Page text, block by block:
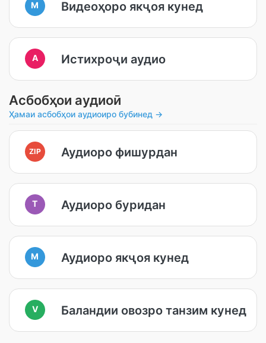
M Видеоҳоро якҷоя кунед
A Истихроҷи аудио
Асбобҳои аудиоӣ
Ҳамаи асбобҳои аудиоиро бубинед →
ZIP Аудиоро фишурдан
T Аудиоро буридан
M Аудиоро якҷоя кунед
V Баландии овозро танзим кунед